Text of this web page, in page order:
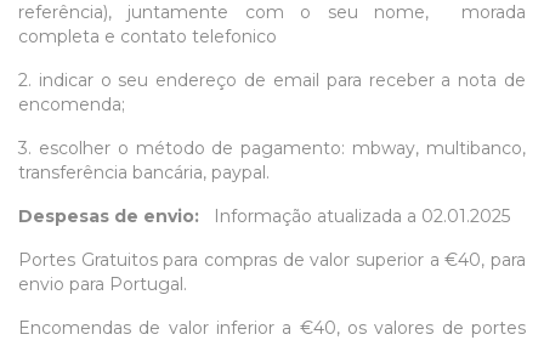
referência), juntamente com o seu nome, morada
completa e contato telefonico
2. indicar o seu endereço de email para receber a nota de
encomenda;
3. escolher o método de pagamento: mbway, multibanco,
transferência bancária, paypal.
Despesas de envio: Informação atualizada a 02.01.2025
Portes Gratuitos para compras de valor superior a €40, para
envio para Portugal.
Encomendas de valor inferior a €40, os valores de portes